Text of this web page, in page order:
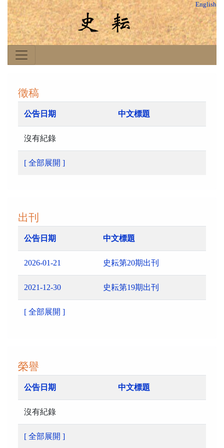
English
徵稿
公告日期 中文標題
沒有紀錄
[ 全部展開 ]
出刊
公告日期 中文標題
2026-01-21 史耘第20期出刊
2021-12-30 史耘第19期出刊
[ 全部展開 ]
榮譽
公告日期 中文標題
沒有紀錄
[ 全部展開 ]